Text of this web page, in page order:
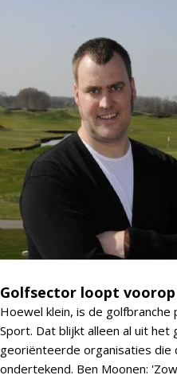
Golfsector loopt voorop
Hoewel klein, is de
Sport. Dat blijkt alleen al uit het
georiënteerde organisaties die
ondertekend. Ben Moonen: